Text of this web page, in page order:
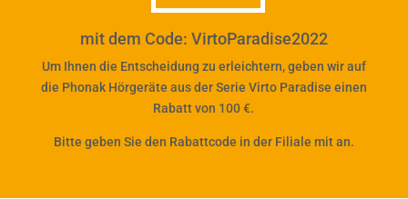
mit dem Code: VirtoParadise2022
Um Ihnen die Entscheidung zu erleichtern, geben wir auf
die Phonak Hörgeräte aus der Serie Virto Paradise einen
Rabatt von 100 €.
Bitte geben Sie den Rabattcode in der Filiale mit an.